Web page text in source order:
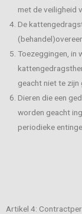
met de veiligheid
De
Toezeggingen, in
geacht niet te zijn
Dieren die een
worden geacht
periodieke
Artikel 4: